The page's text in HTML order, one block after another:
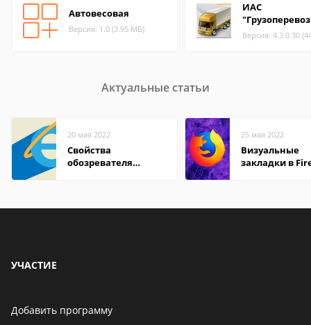
Автовесовая
Версия: 1.0 (3.95 МБ)
ИАС
Версия: 4.3.0.30
Актуальные статьи
20 мая 2022
Свойства
обозревателя
25 мая 2022
Визуальные
закладки в
УЧАСТИЕ
Добавить программу